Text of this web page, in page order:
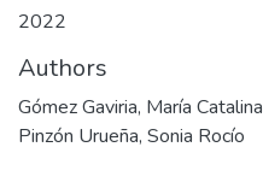
2022
Authors
Gómez Gaviria, María Catalina
Pinzón Urueña, Sonia Rocío